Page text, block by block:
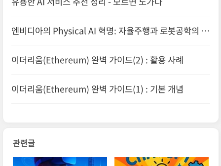
엔비디아의 Physical AI 혁명: 자율주행과 로봇공학의 새
이더리움(Ethereum) 완벽 가이드(2) : 활용 사례
이더리움(Ethereum) 완벽 가이드(1) : 기본 개념
관련글